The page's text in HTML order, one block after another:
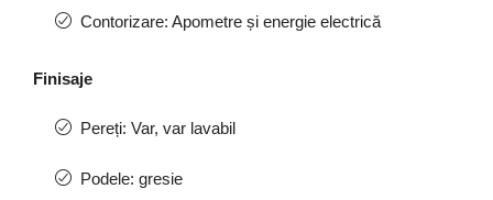
Contorizare: Apometre și energie electrică
Finisaje
Pereți: Var, var lavabil
Podele: gresie